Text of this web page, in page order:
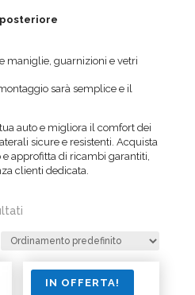
maniglie, guarnizioni e vetri
sarà semplice e il
auto e migliora il comfort dei
sicure e resistenti. Acquista
approfitta di ricambi garantiti,
clienti dedicata.
IN OFFERTA!